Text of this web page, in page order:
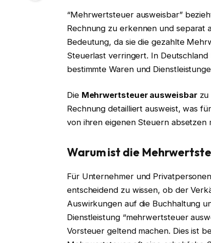
“Mehrwertsteuer ausweisbar”
Rechnung zu erkennen und separat
Bedeutung, da sie die gezahlte
Steuerlast verringert. In
bestimmte Waren und
Die Mehrwertsteuer ausweisbarzu
Rechnung detailliert ausweist, was
von ihren eigenen Steuern
Warum ist die
Für Unternehmer und
entscheidend zu wissen, ob der
Auswirkungen auf die Buchhaltung
Dienstleistung “mehrwertsteuer
Vorsteuer geltend machen. Dies ist